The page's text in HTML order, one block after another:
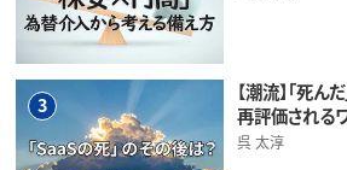
3
【潮流】「死
再評価される
呉 太淳